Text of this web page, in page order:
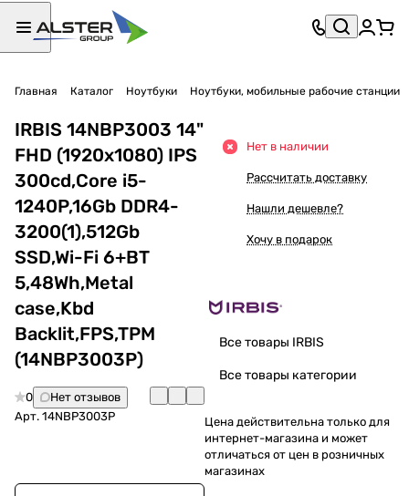
Главная Каталог Ноутбуки Ноутбуки, мобильные рабочие станции
IRBIS 14NBP3003 14"
FHD (1920x1080) IPS
300cd,Core i5-
1240P,16Gb DDR4-
3200(1),512Gb
SSD,Wi-Fi 6+BT
5,48Wh,Metal
case,Kbd
Backlit,FPS,TPM
(14NBP3003P)
0
Нет отзывов
Арт. 14NBP3003P
Нет в наличии
Рассчитать доставку
Нашли дешевле?
Хочу в подарок
Все товары IRBIS
Все товары категории
Цена действительна только для
интернет-магазина и может
отличаться от цен в розничных
магазинах